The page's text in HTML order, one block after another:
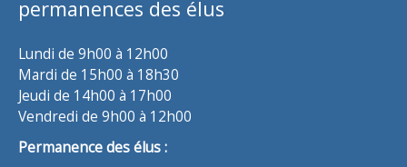
permanences des élus
Lundi de 9h00 à 12h00
Mardi de 15h00 à 18h30
Jeudi de 14h00 à 17h00
Vendredi de 9h00 à 12h00
Permanence des élus :